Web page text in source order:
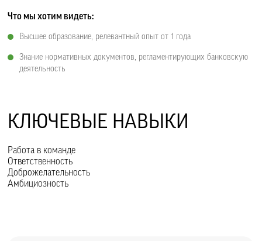
Что мы хотим видеть:
Высшее образование, релевантный опыт от 1 года
Знание нормативных документов, регламентирующих банковскую
деятельность​​
КЛЮЧЕВЫЕ НАВЫКИ
Работа в команде
Ответственность
Доброжелательность
Амбициозность